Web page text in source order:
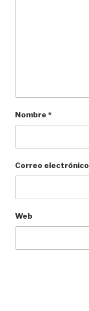
Nombre *
Correo electrónico
Web